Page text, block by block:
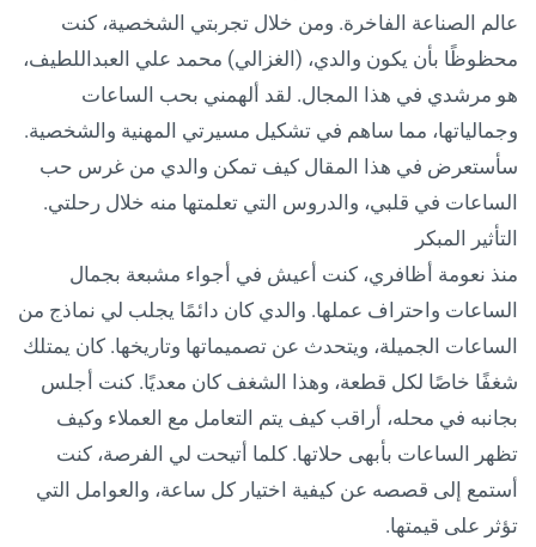
عالم الصناعة الفاخرة. ومن خلال تجربتي الشخصية، كنت
محظوظًا بأن يكون والدي، (الغزالي) محمد علي العبداللطيف،
هو مرشدي في هذا المجال. لقد ألهمني بحب الساعات
وجمالياتها، مما ساهم في تشكيل مسيرتي المهنية والشخصية.
سأستعرض في هذا المقال كيف تمكن والدي من غرس حب
الساعات في قلبي، والدروس التي تعلمتها منه خلال رحلتي.
التأثير المبكر
منذ نعومة أظافري، كنت أعيش في أجواء مشبعة بجمال
الساعات واحتراف عملها. والدي كان دائمًا يجلب لي نماذج من
الساعات الجميلة، ويتحدث عن تصميماتها وتاريخها. كان يمتلك
شغفًا خاصًا لكل قطعة، وهذا الشغف كان معديًا. كنت أجلس
بجانبه في محله، أراقب كيف يتم التعامل مع العملاء وكيف
تظهر الساعات بأبهى حلاتها. كلما أتيحت لي الفرصة، كنت
أستمع إلى قصصه عن كيفية اختيار كل ساعة، والعوامل التي
تؤثر على قيمتها.